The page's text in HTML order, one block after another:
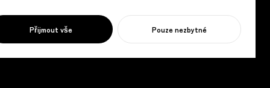
Přijmout vše Pouze nezbytné